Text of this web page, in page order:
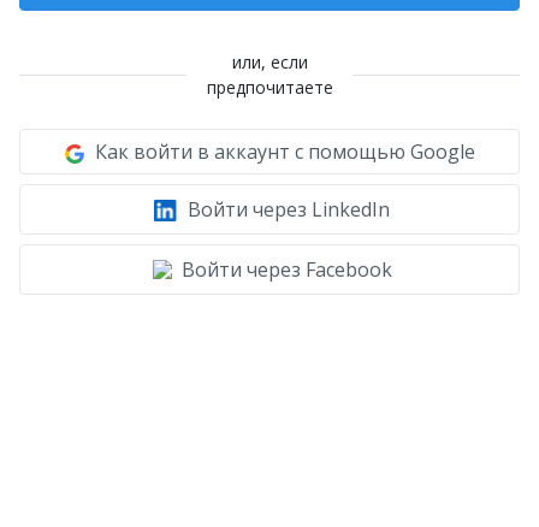
или, если
предпочитаете
Как войти в аккаунт с помощью Google
Войти через LinkedIn
Войти через Facebook